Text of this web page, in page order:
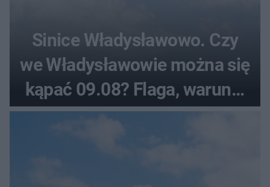
Sinice Władysławowo. Czy
we Władysławowie można się
kąpać 09.08? Flaga, warunki
pogodowe